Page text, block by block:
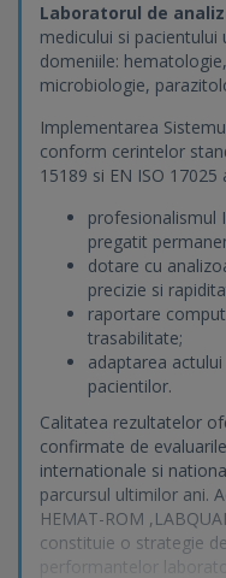
Laboratorul de
medicului si
domeniile:
microbiologie,
Implementarea
conform cerintelor
15189 si EN ISO
profesionalismul
pregatit
dotare cu
precizie si
raportare
trasabilitate;
adaptarea
pacientilor.
Calitatea rezultatelor
confirmate de
internationale si
parcursul ultimilor ani.
HEMAT-ROM
constituie o strategie
performantelor